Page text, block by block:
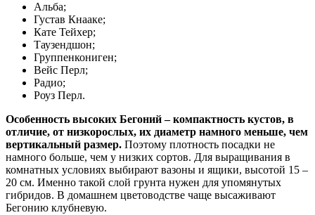
Альба;
Густав Кнааке;
Кате Тейхер;
Таузендшон;
Группенкониген;
Вейс Перл;
Радио;
Роуз Перл.
Особенность высоких Бегоний – компактность кустов, в
отличие, от низкорослых, их диаметр намного меньше, чем
вертикальный размер. Поэтому плотность посадки не
намного больше, чем у низких сортов. Для выращивания в
комнатных условиях выбирают вазоны и ящики, высотой 15 –
20 см. Именно такой слой грунта нужен для упомянутых
гибридов. В домашнем цветоводстве чаще высаживают
Бегонию клубневую.